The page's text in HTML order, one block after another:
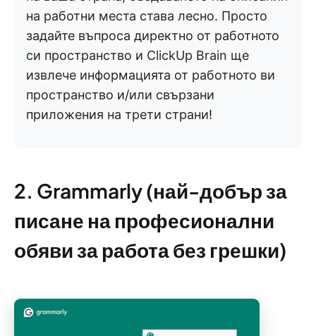
на работни места става лесно. Просто
задайте въпроса директно от работното
си пространство и ClickUp Brain ще
извлече информацията от работното ви
пространство и/или свързани
приложения на трети страни!
2. Grammarly (най-добър за
писане на професионални
обяви за работа без грешки)